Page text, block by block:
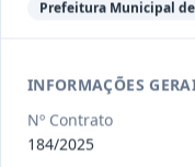
013/2023
Termo
Inicial
Prefeitura Municipal
INFORMAÇÕES
Nº Contrato
184/2025